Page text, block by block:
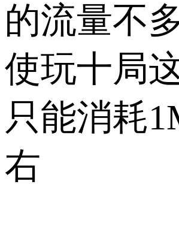
的流量不
使玩十局
只能消耗
右